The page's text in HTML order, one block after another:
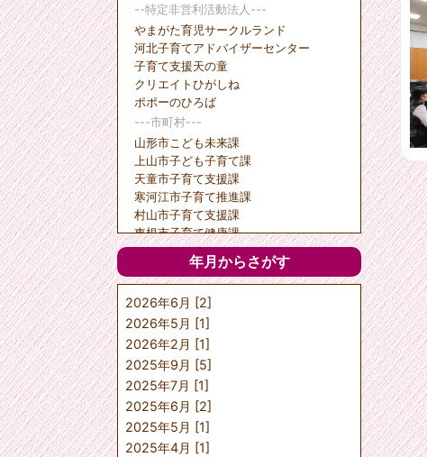
--特定非営利活動法人---
やまがた育児サークルランド
河北子育てアドバイザーセンター
子育て支援天の童
クリエイトひがしね
ポポーのひろば
---市町村---
山形市こども未来課
上山市子ども子育て課
天童市子育て支援課
寒河江市子育て推進課
村山市子育て支援課
東根市子育て健康課
尾花沢市福祉課
中山町健康福祉課
山辺町保健福祉課
河北町健康福祉課
西川町健康福祉課
朝日町健康福祉課
大江町健康福祉課
大石田町保健福祉課
村山教育事務所社会教育課
---任意団体---
村山教育事務所社会教育課
年月からさがす
2026年6月 [2]
2026年5月 [1]
2026年2月 [1]
2025年9月 [5]
2025年7月 [1]
2025年6月 [2]
2025年5月 [1]
2025年4月 [1]